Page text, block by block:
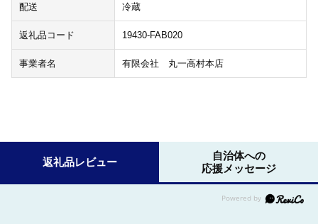
配送 冷蔵
返礼品コード 19430-FAB020
事業者名 有限会社 丸一高村本店
返礼品レビュー
自治体への
応援メッセージ